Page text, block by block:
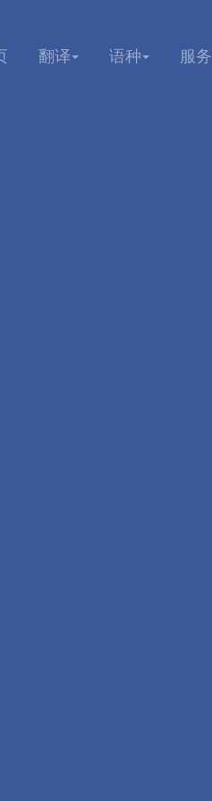
翻译 语种 服务